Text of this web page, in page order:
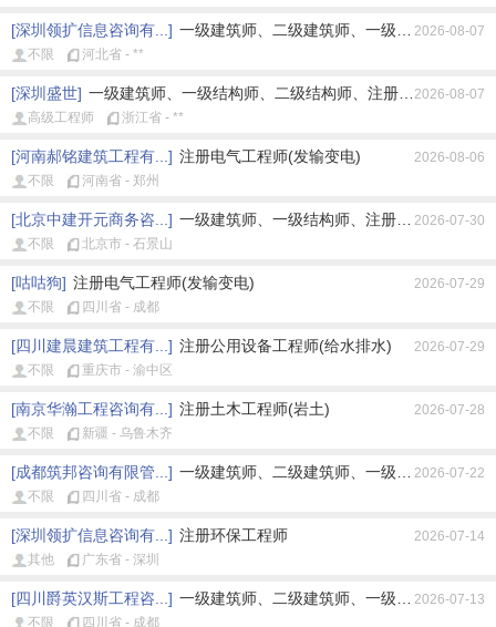
[深圳领扩信息咨询有...] 一级建筑师、二级建筑师、一级结构师、二
2026-08-07
不限
河北省 - **
[深圳盛世] 一级建筑师、一级结构师、二级结构师、注册土木工程师(
2026-08-07
高级工程师
浙江省 - **
[河南郝铭建筑工程有...] 注册电气工程师(发输变电)
2026-08-06
不限
河南省 - 郑州
[北京中建开元商务咨...] 一级建筑师、一级结构师、注册公用设备工
2026-07-30
不限
北京市 - 石景山
[咕咕狗] 注册电气工程师(发输变电)
2026-07-29
不限
四川省 - 成都
[四川建晨建筑工程有...] 注册公用设备工程师(给水排水)
2026-07-29
不限
重庆市 - 渝中区
[南京华瀚工程咨询有...] 注册土木工程师(岩土)
2026-07-28
不限
新疆 - 乌鲁木齐
[成都筑邦咨询有限管...] 一级建筑师、二级建筑师、一级结构师、二
2026-07-22
不限
四川省 - 成都
[深圳领扩信息咨询有...] 注册环保工程师
2026-07-14
其他
广东省 - 深圳
[四川爵英汉斯工程咨...] 一级建筑师、二级建筑师、一级结构师、二
2026-07-13
不限
四川省 - 成都